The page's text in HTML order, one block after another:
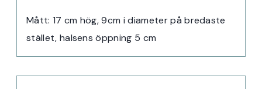
Mått: 17 cm hög, 9cm i diameter på bredaste
stället, halsens öppning 5 cm